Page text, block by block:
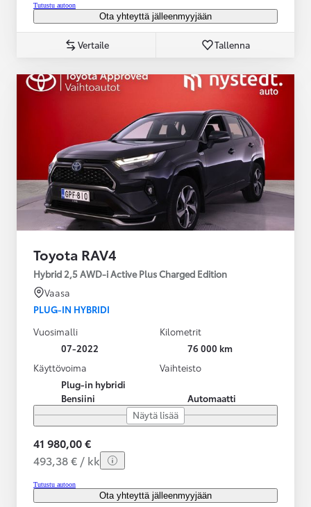
Tutustu autoon
Ota yhteyttä jälleenmyyjään
Vertaile Tallenna
Toyota RAV4
Hybrid 2,5 AWD-i Active Plus Charged Edition
Vaasa
PLUG-IN HYBRIDI
Vuosimalli
07-2022
Kilometrit
76 000 km
Käyttövoima
Plug-in hybridi
Bensiini
Vaihteisto
Automaatti
Näytä lisää
41 980,00 €
493,38 € / kk
Tutustu autoon
Ota yhteyttä jälleenmyyjään